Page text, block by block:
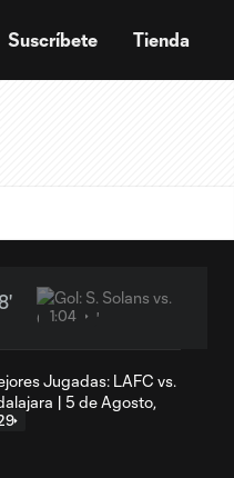
Suscríbete Tienda
1:04